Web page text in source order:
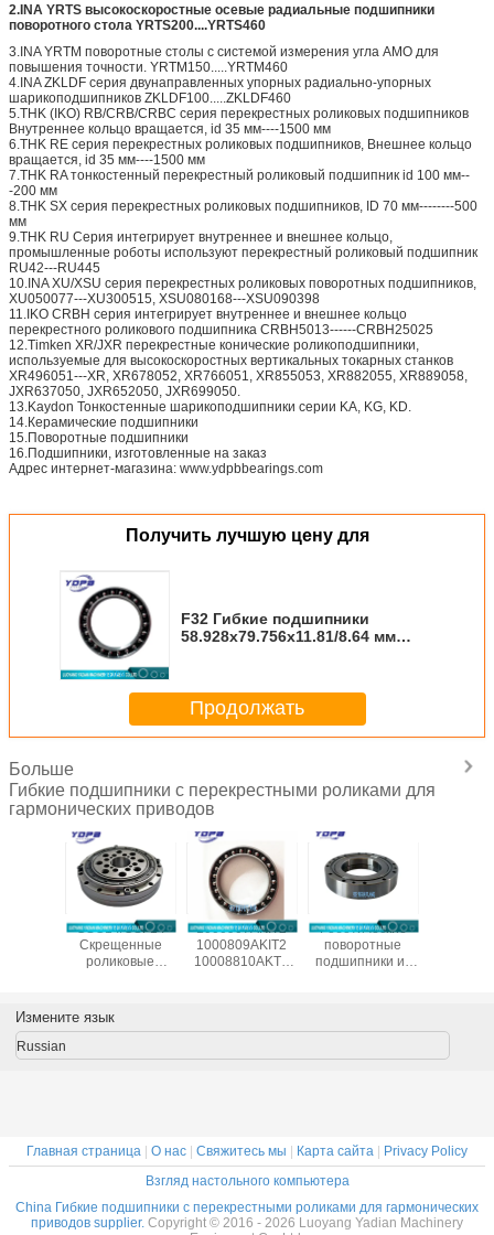
2.INA YRTS высокоскоростные осевые радиальные подшипники
поворотного стола YRTS200....YRTS460
3.INA YRTM поворотные столы с системой измерения угла AMO для
повышения точности. YRTM150.....YRTM460
4.INA ZKLDF серия двунаправленных упорных радиально-упорных
шарикоподшипников ZKLDF100.....ZKLDF460
5.THK (IKO) RB/CRB/CRBC серия перекрестных роликовых подшипников
Внутреннее кольцо вращается, id 35 мм----1500 мм
6.THK RE серия перекрестных роликовых подшипников, Внешнее кольцо
вращается, id 35 мм----1500 мм
7.THK RA тонкостенный перекрестный роликовый подшипник id 100 мм--
-200 мм
8.THK SX серия перекрестных роликовых подшипников, ID 70 мм--------500
мм
9.THK RU Серия интегрирует внутреннее и внешнее кольцо,
промышленные роботы используют перекрестный роликовый подшипник
RU42---RU445
10.INA XU/XSU серия перекрестных роликовых поворотных подшипников,
XU050077---XU300515, XSU080168---XSU090398
11.IKO CRBH серия интегрирует внутреннее и внешнее кольцо
перекрестного роликового подшипника CRBH5013------CRBH25025
12.Timken XR/JXR перекрестные конические роликоподшипники,
используемые для высокоскоростных вертикальных токарных станков
XR496051---XR, XR678052, XR766051, XR855053, XR882055, XR889058,
JXR637050, JXR652050, JXR699050.
13.Kaydon Тонкостенные шарикоподшипники серии KA, KG, KD.
14.Керамические подшипники
15.Поворотные подшипники
16.Подшипники, изготовленные на заказ
Адрес интернет-магазина: www.ydpbbearings.com
Получить лучшую цену для
F32 Гибкие подшипники
58.928x79.756x11.81/8.64 мм
Продолжать
Больше
Гибкие подшипники с перекрестными роликами для
гармонических приводов
Drive,
CSG14/CSF14
Скрещенные
роликовые
привода
редуктора
промышленных
1000907AKIT2
1000809AKIT2
10008810AKT2
гармонического
тонкосекционные
Роботические
поворотные
подшипники из
Измените язык
Russian
Главная страница | О нас | Свяжитесь мы | Карта сайта | Privacy Policy
Взгляд настольного компьютера
China Гибкие подшипники с перекрестными роликами для гармонических
приводов supplier. Copyright © 2016 - 2026 Luoyang Yadian Machinery